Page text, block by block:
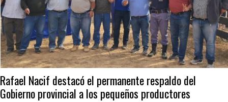
Rafael Nacif destacó el permanente respaldo del
Gobierno provincial a los pequeños productores